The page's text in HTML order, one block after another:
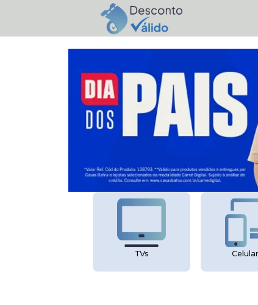
TVs